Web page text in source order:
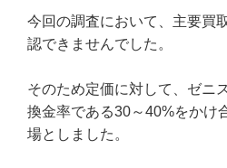
今回の調査において、主要買
認できませんでした。
そのため定価に対して、ゼニ
換金率である30～40%をかけ
場としました。